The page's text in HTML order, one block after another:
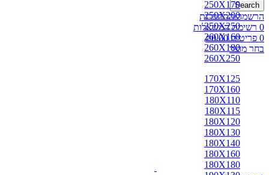
Search
הרשמה/התחברות
0 רשימת המשאלות
0 פריטים ₪0.00
בחר מוצר
250X170
250X200
250X250
260X160
260X180
260X250
170X125
170X160
180X110
180X115
180X120
180X130
180X140
180X160
180X180